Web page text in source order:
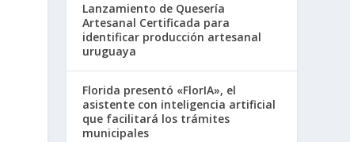
Lanzamiento de Quesería
Artesanal Certificada para
identificar producción artesanal
uruguaya
Florida presentó «FlorIA», el
asistente con inteligencia artificial
que facilitará los trámites
municipales